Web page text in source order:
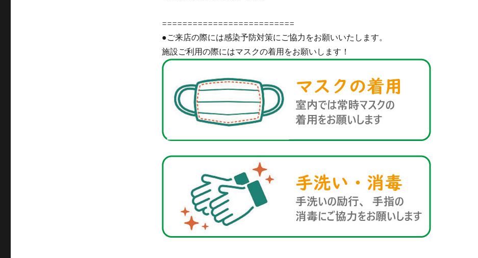
==========================
●ご来店の際には感染予防対策にご協力をお願いいたします。
施設ご利用の際にはマスクの着用をお願いします！